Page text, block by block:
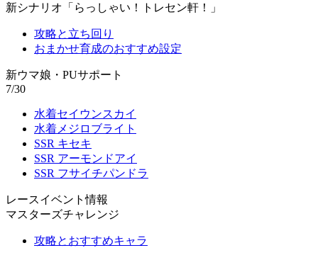
新シナリオ「らっしゃい！トレセン軒！」
攻略と立ち回り
おまかせ育成のおすすめ設定
新ウマ娘・PUサポート
7/30
水着セイウンスカイ
水着メジロブライト
SSR キセキ
SSR アーモンドアイ
SSR フサイチパンドラ
レースイベント情報
マスターズチャレンジ
攻略とおすすめキャラ